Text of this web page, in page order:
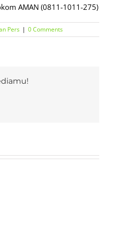
AMAN (0811-1011-275)
Pers | 0 Comments